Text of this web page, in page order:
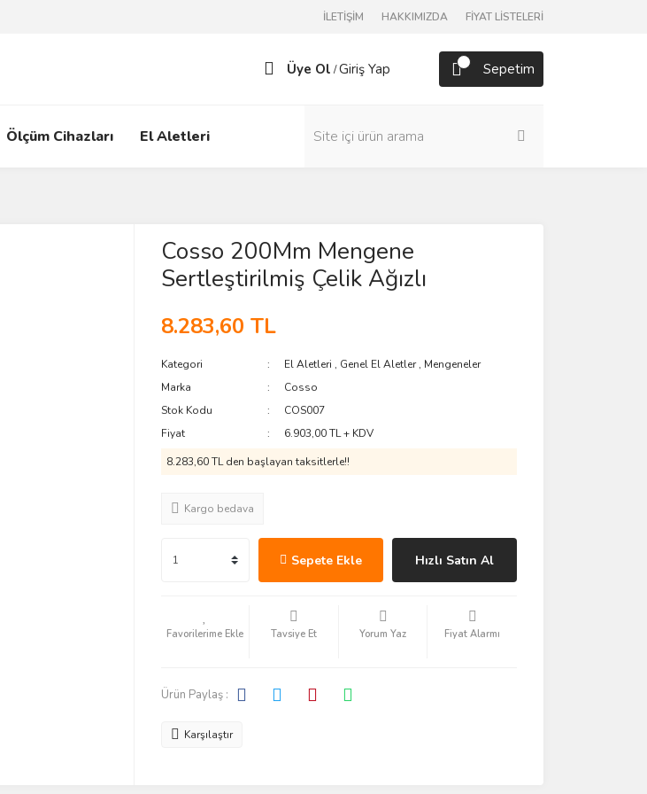
İLETİŞİM HAKKIMIZDA FİYAT LİSTELERİ
Üye Ol /Giriş Yap Sepetim
Ölçüm Cihazları El Aletleri
Cosso 200Mm Mengene
Sertleştirilmiş Çelik Ağızlı
8.283,60 TL
Kategori El Aletleri, Genel El Aletler, Mengeneler
Marka
Cosso
Stok Kodu
COS007
Fiyat
6.903,00 TL + KDV
8.283,60 TL den başlayan taksitlerle!!
Kargo bedava
Sepete Ekle Hızlı Satın Al
Tavsiye Et Yorum Yaz Fiyat Alarmı
Ürün Paylaş :
Karşılaştır